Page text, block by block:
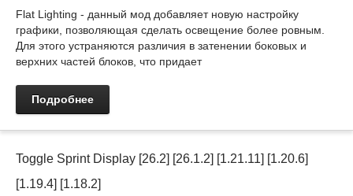
Flat Lighting - данный мод добавляет новую настройку
графики, позволяющая сделать освещение более ровным.
Для этого устраняются различия в затенении боковых и
верхних частей блоков, что придает
Подробнее
Toggle Sprint Display [26.2] [26.1.2] [1.21.11] [1.20.6]
[1.19.4] [1.18.2]